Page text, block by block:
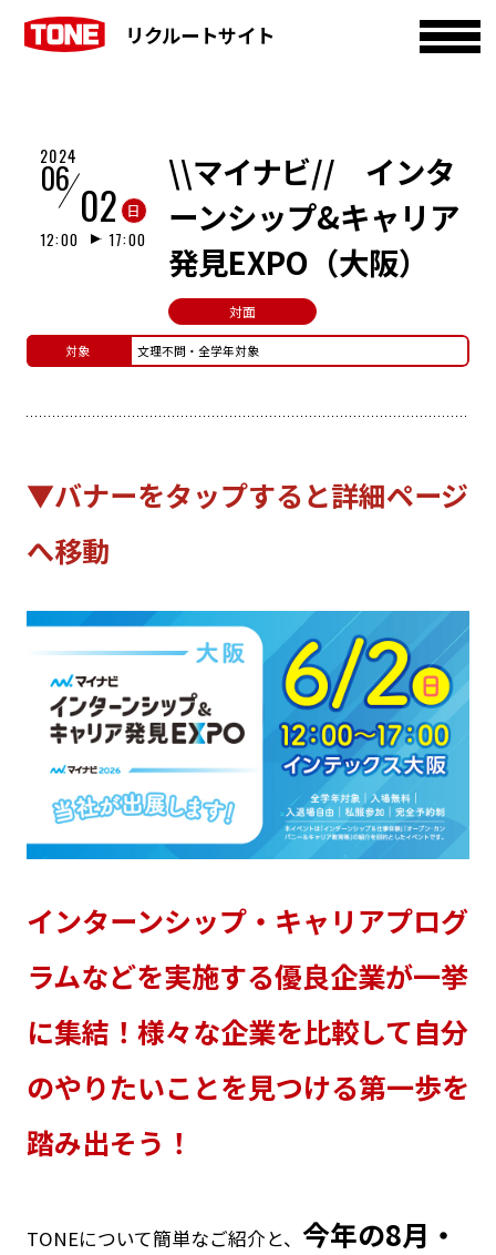
リクルートサイト
2024
06 02 日
12:00 17:00
対面
\\マイナビ// インタ
ーンシップ&キャリア
発見EXPO（大阪）
対象 文理不問・全学年対象
▼バナーをタップすると詳細ページ
へ移動
インターンシップ・キャリアプログ
ラムなどを実施する優良企業が一挙
に集結！様々な企業を比較して自分
のやりたいことを見つける第一歩を
踏み出そう！
TONEについて簡単なご紹介と、 今年の8月・